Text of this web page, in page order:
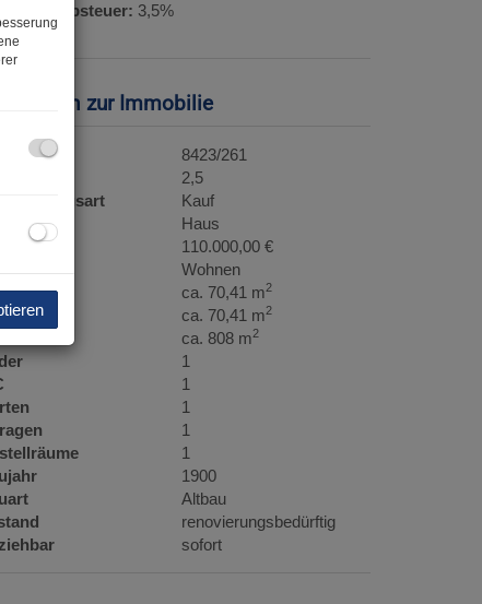
3,5%
zur Immobilie
8423/261
2,5
Kauf
Haus
110.000,00 €
Wohnen
ca. 70,41 m2
ca. 70,41 m2
ca. 808 m2
1
1
1
1
1
1900
Altbau
renovierungsbedürftig
sofort